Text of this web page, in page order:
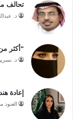
تحالف
د.
“أكثر
د.
إعادة
العنود